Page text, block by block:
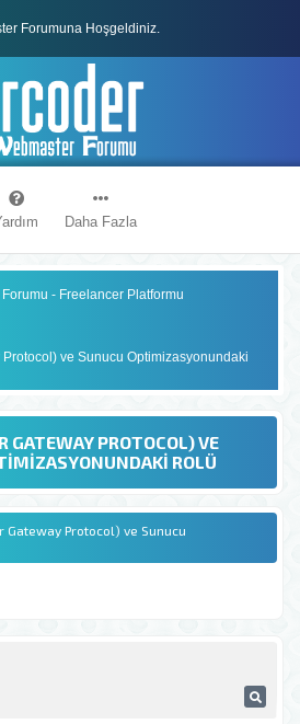
Forumuna Hoşgeldiniz.
Forumu Kuralları
Daha Fazla
- Freelancer Platformu
Protocol) ve Sunucu Optimizasyonundaki
GATEWAY PROTOCOL) VE
ROLÜ
Gateway Protocol) ve Sunucu